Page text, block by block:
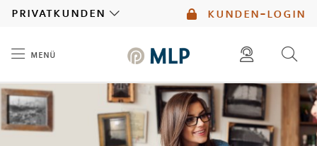
kunden-login
privatkunden
menü
diese website durchsuchen
mlp berater finden
Inhalt